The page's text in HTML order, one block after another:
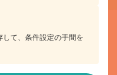
て、条件設定の手間を